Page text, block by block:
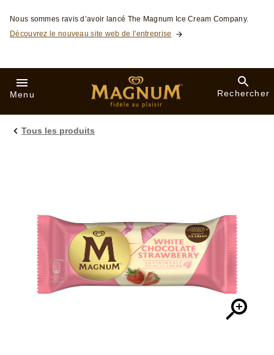
Skip to:
Nous sommes ravis d’avoir lancé The Magnum Ice Cream Company.
Découvrez le nouveau site web de l'entreprise
Menu Rechercher
Tous les produits